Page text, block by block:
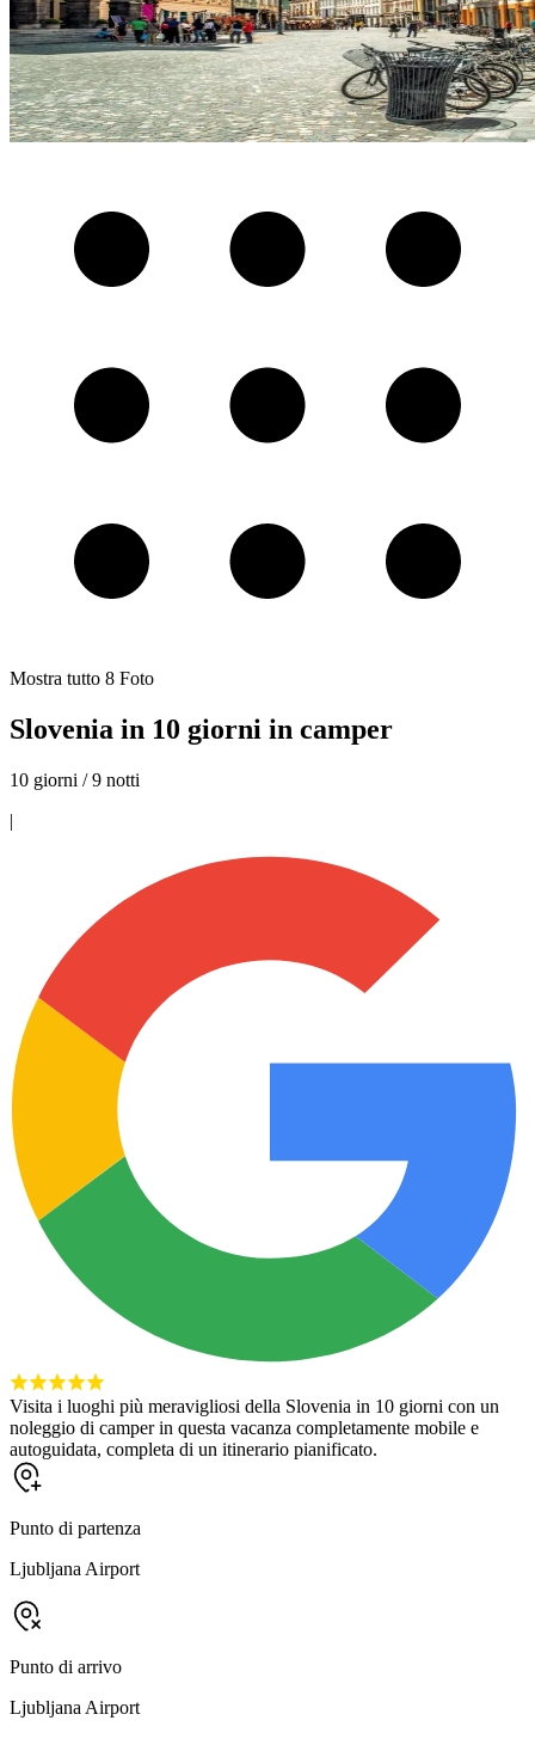
Mostra tutto 8 Foto
Slovenia in 10 giorni in camper
10 giorni / 9 notti
|
Visita i luoghi più meravigliosi della Slovenia in 10 giorni con un
noleggio di camper in questa vacanza completamente mobile e
autoguidata, completa di un itinerario pianificato.
Punto di partenza
Ljubljana Airport
Punto di arrivo
Ljubljana Airport